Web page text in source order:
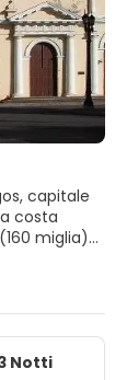
capitale
costa
miglia)
Notti